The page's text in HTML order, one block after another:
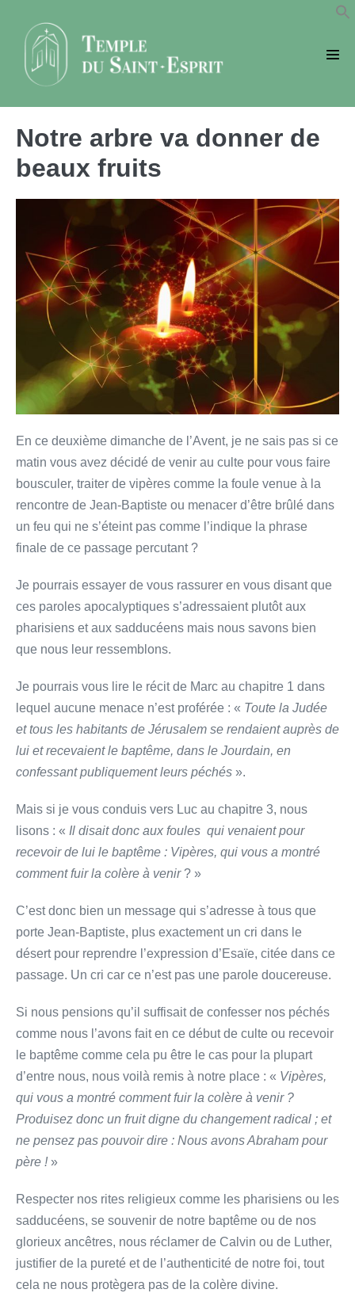
contenu
Notre arbre va donner de
beaux fruits
En ce deuxième dimanche de l’Avent, je ne sais pas si ce
matin vous avez décidé de venir au culte pour vous faire
bousculer, traiter de vipères comme la foule venue à la
rencontre de Jean-Baptiste ou menacer d’être brûlé dans
un feu qui ne s’éteint pas comme l’indique la phrase
finale de ce passage percutant ?
Je pourrais essayer de vous rassurer en vous disant que
ces paroles apocalyptiques s’adressaient plutôt aux
pharisiens et aux sadducéens mais nous savons bien
que nous leur ressemblons.
Je pourrais vous lire le récit de Marc au chapitre 1 dans
lequel aucune menace n’est proférée : « Toute la Judée
et tous les habitants de Jérusalem se rendaient auprès de
lui et recevaient le baptême, dans le Jourdain, en
confessant publiquement leurs péchés ».
Mais si je vous conduis vers Luc au chapitre 3, nous
lisons : « Il disait donc aux foules qui venaient pour
recevoir de lui le baptême : Vipères, qui vous a montré
comment fuir la colère à venir ? »
C’est donc bien un message qui s’adresse à tous que
porte Jean-Baptiste, plus exactement un cri dans le
désert pour reprendre l’expression d’Esaïe, citée dans ce
passage. Un cri car ce n’est pas une parole doucereuse.
Si nous pensions qu’il suffisait de confesser nos péchés
comme nous l’avons fait en ce début de culte ou recevoir
le baptême comme cela pu être le cas pour la plupart
d’entre nous, nous voilà remis à notre place : « Vipères,
qui vous a montré comment fuir la colère à venir ?
Produisez donc un fruit digne du changement radical ; et
ne pensez pas pouvoir dire : Nous avons Abraham pour
père !»
Respecter nos rites religieux comme les pharisiens ou les
sadducéens, se souvenir de notre baptême ou de nos
glorieux ancêtres, nous réclamer de Calvin ou de Luther,
justifier de la pureté et de l’authenticité de notre foi, tout
cela ne nous protègera pas de la colère divine.